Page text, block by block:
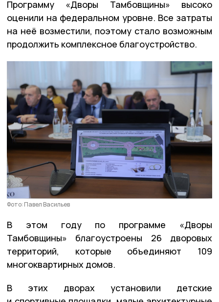
Программу «Дворы Тамбовщины» высоко
оценили на федеральном уровне. Все затраты
на неё возместили, поэтому стало возможным
продолжить комплексное благоустройство.
Фото: Павел Васильев
В этом году по программе «Дворы
Тамбовщины» благоустроены 26 дворовых
территорий, которые объединяют 109
многоквартирных домов.
В этих дворах установили детские